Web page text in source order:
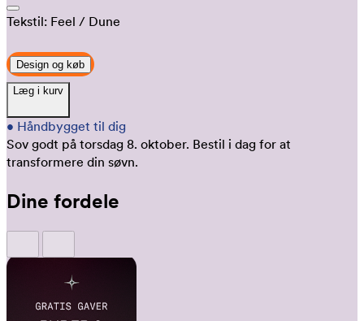
Tekstil: Feel / Dune
Design og køb
Læg i kurv
• Håndbygget til dig
Sov godt på torsdag 8. oktober. Bestil i dag for at
transformere din søvn.
Dine fordele